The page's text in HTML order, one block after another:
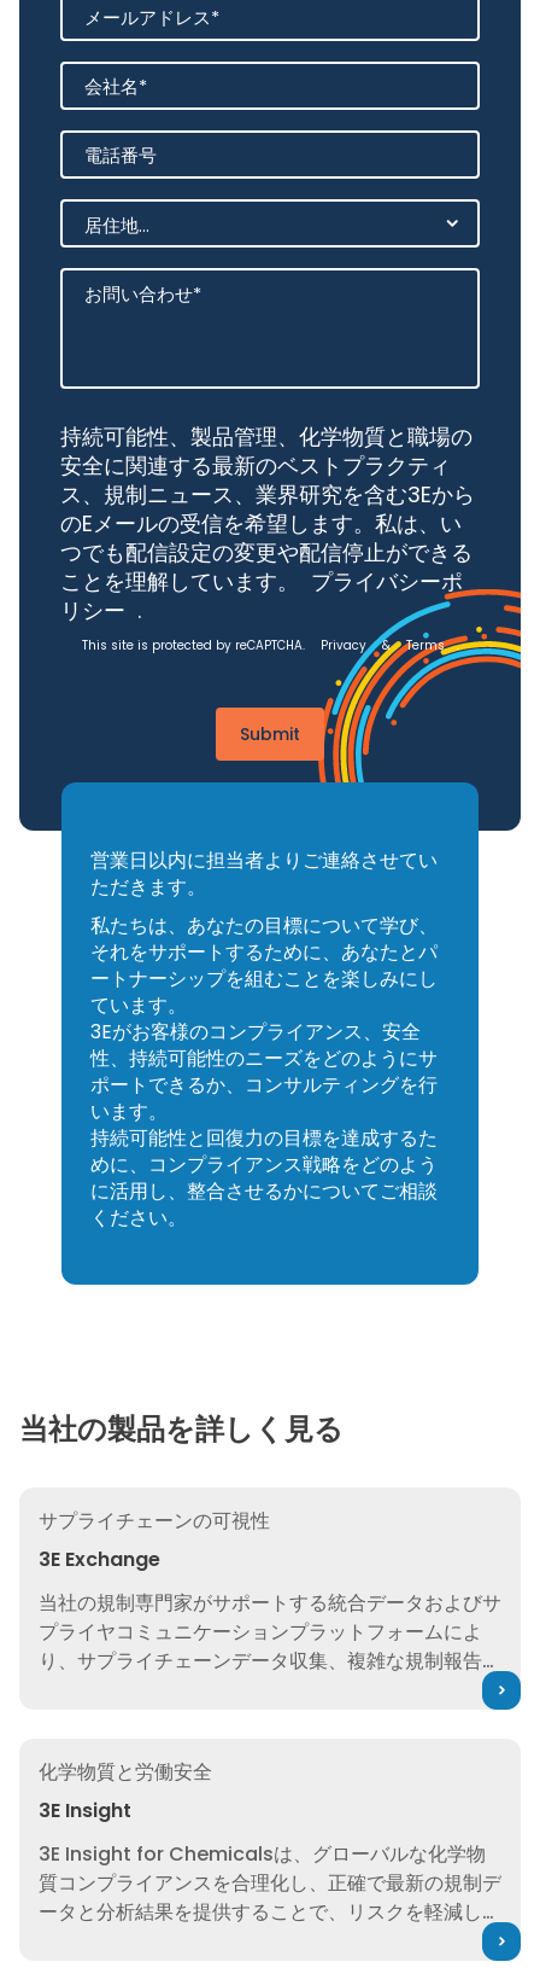
持続可能性、製品管理、化学物質と職場の
安全に関連する最新のベストプラクティ
ス、規制ニュース、業界研究を含む3Eから
のEメールの受信を希望します。私は、い
つでも配信設定の変更や配信停止ができる
ことを理解しています。
プライバシーポ
Privacy & Terms
営業日以内に担当者よりご連絡させてい
ただきます。
私たちは、あなたの目標について学び、
それをサポートするために、あなたとパ
ートナーシップを組むことを楽しみにし
ています。
3Eがお客様のコンプライアンス、安全
性、持続可能性のニーズをどのようにサ
ポートできるか、コンサルティングを行
います。
持続可能性と回復力の目標を達成するた
めに、コンプライアンス戦略をどのよう
サプライチェーンの可視性
3E Exchange
当社の規制専門家がサポートする統合データおよびサ
り、サプライチェーンデータ収集、複雑な規制報告、
3E Exchange
化学物質と労働安全
3E Insight
3E Insight for Chemicalsは、グローバルな化学物
質コンプライアンスを合理化し、正確で最新の規制デ
ータと分析結果を提供することで、リスクを軽減し、
3E Insight